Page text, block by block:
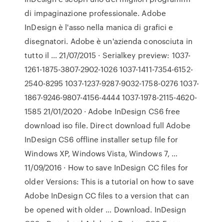
di impaginazione professionale. Adobe
InDesign è l'asso nella manica di grafici e
disegnatori. Adobe è un'azienda conosciuta in
tutto il … 21/07/2015 · Serialkey preview: 1037-
1261-1875-3807-2902-1026 1037-1411-7354-6152-
2540-8295 1037-1237-9287-9032-1758-0276 1037-
1867-9246-9807-4156-4444 1037-1978-2115-4620-
1585 21/01/2020 · Adobe InDesign CS6 free
download iso file. Direct download full Adobe
InDesign CS6 offline installer setup file for
Windows XP, Windows Vista, Windows 7, …
11/09/2016 · How to save InDesign CC files for
older Versions: This is a tutorial on how to save
Adobe InDesign CC files to a version that can
be opened with older … Download. InDesign